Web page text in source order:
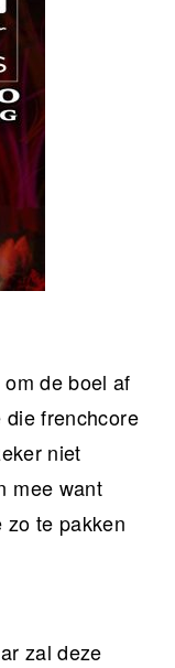
de boel af
frenchcore
niet
mee want
zo te pakken
zal deze